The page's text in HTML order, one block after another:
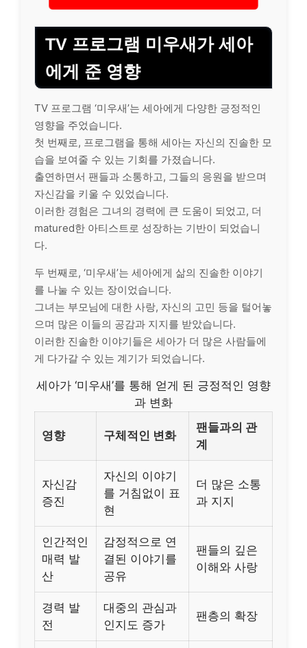
TV 프로그램 미우새가 세아
에게 준 영향
TV 프로그램 ‘미우새’는 세아에게 다양한 긍정적인
영향을 주었습니다.
첫 번째로, 프로그램을 통해 세아는 자신의 진솔한 모
습을 보여줄 수 있는 기회를 가졌습니다.
출연하면서 팬들과 소통하고, 그들의 응원을 받으며
자신감을 키울 수 있었습니다.
이러한 경험은 그녀의 경력에 큰 도움이 되었고, 더
matured한 아티스트로 성장하는 기반이 되었습니
다.
두 번째로, ‘미우새’는 세아에게 삶의 진솔한 이야기
를 나눌 수 있는 장이었습니다.
그녀는 부모님에 대한 사랑, 자신의 고민 등을 털어놓
으며 많은 이들의 공감과 지지를 받았습니다.
이러한 진솔한 이야기들은 세아가 더 많은 사람들에
게 다가갈 수 있는 계기가 되었습니다.
세아가 ‘미우새’를 통해 얻게 된 긍정적인 영향
과 변화
영향 구체적인 변화
팬들과의 관
계
자신감
증진
자신의 이야기
를 거침없이 표
현
더 많은 소통
과 지지
인간적인
매력 발
산
감정적으로 연
결된 이야기를
공유
팬들의 깊은
이해와 사랑
경력 발
전
대중의 관심과
인지도 증가
팬층의 확장